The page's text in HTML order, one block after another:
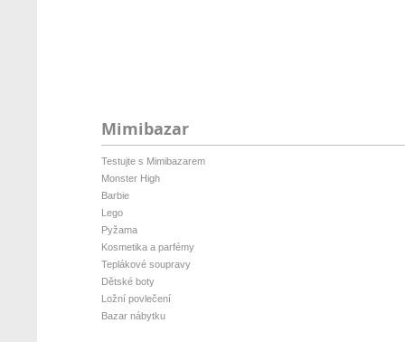
Mimibazar
Testujte s Mimibazarem
Monster High
Barbie
Lego
Pyžama
Kosmetika a parfémy
Teplákové soupravy
Dětské boty
Ložní povlečení
Bazar nábytku